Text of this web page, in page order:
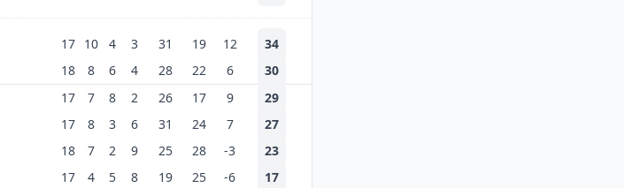
17 10 4 3 31 19 12 34
18 8 6 4 28 22 6 30
17 7 8 2 26 17 9 29
17 8 3 6 31 24 7 27
18 7 2 9 25 28 -3 23
17 4 5 8 19 25 -6 17